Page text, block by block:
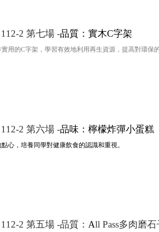
2 第七場 -品質：實木C字架
用的C字架，學習有效地利用再生資源，提高對環保
2 第六場 -品味：檸檬炸彈小蛋糕
心，培養同學對健康飲食的認識和重視。
2 第五場 -品質： All Pass多肉磨